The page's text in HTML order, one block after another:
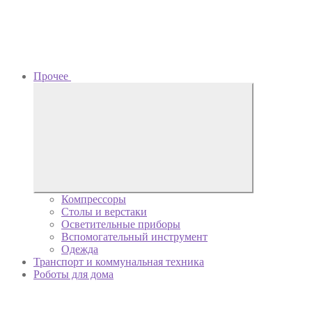
Прочее
Компрессоры
Столы и верстаки
Осветительные приборы
Вспомогательный инструмент
Одежда
Транспорт и коммунальная техника
Роботы для дома